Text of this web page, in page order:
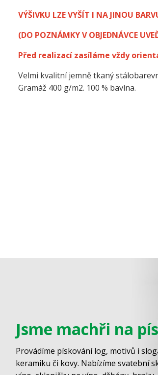
VÝŠIVKU LZE VYŠÍT I NA JINOU
(DO POZNÁMKY V OBJEDNÁVCE
Před realizací zasíláme vždy
Velmi kvalitní jemně tkaný
Gramáž 400 g/m2. 100 % bavlna.
Jsme machři na
Provádíme pískování log, motivů i
keramiku či kovy. Nabízíme svatební